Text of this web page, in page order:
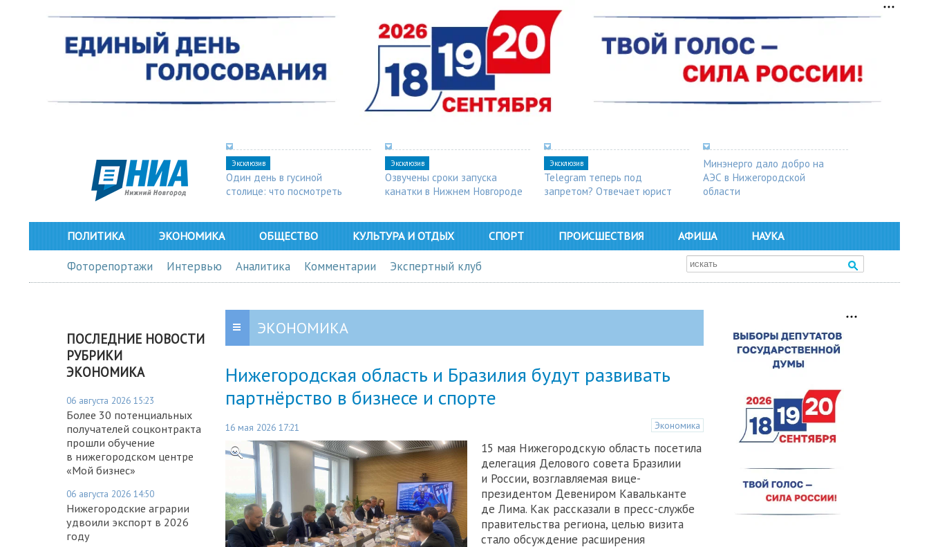
Эксклюзив
Один день в гусиной
столице: что посмотреть
Эксклюзив
Озвучены сроки запуска
канатки в Нижнем Новгороде
Эксклюзив
Telegram теперь под
запретом? Отвечает юрист
Минэнерго дало добро на
АЭС в Нижегородской
области
ПОЛИТИКА ЭКОНОМИКА ОБЩЕСТВО КУЛЬТУРА И ОТДЫХ СПОРТ ПРОИСШЕСТВИЯ АФИША НАУКА
Фоторепортажи Интервью Аналитика Комментарии Экспертный клуб
ПОСЛЕДНИЕ НОВОСТИ
РУБРИКИ
ЭКОНОМИКА
06 августа 2026 15:23
Более 30 потенциальных
получателей соцконтракта
прошли обучение
в нижегородском центре
«Мой бизнес»
06 августа 2026 14:50
Нижегородские аграрии
удвоили экспорт в 2026
году
ЭКОНОМИКА
Нижегородская область и Бразилия будут развивать
партнёрство в бизнесе и спорте
16 мая 2026 17:21 Экономика
15 мая Нижегородскую область посетила
делегация Делового совета Бразилии
и России, возглавляемая вице-
президентом Девениром Кавальканте
де Лима. Как рассказали в пресс-службе
правительства региона, целью визита
стало обсуждение расширения